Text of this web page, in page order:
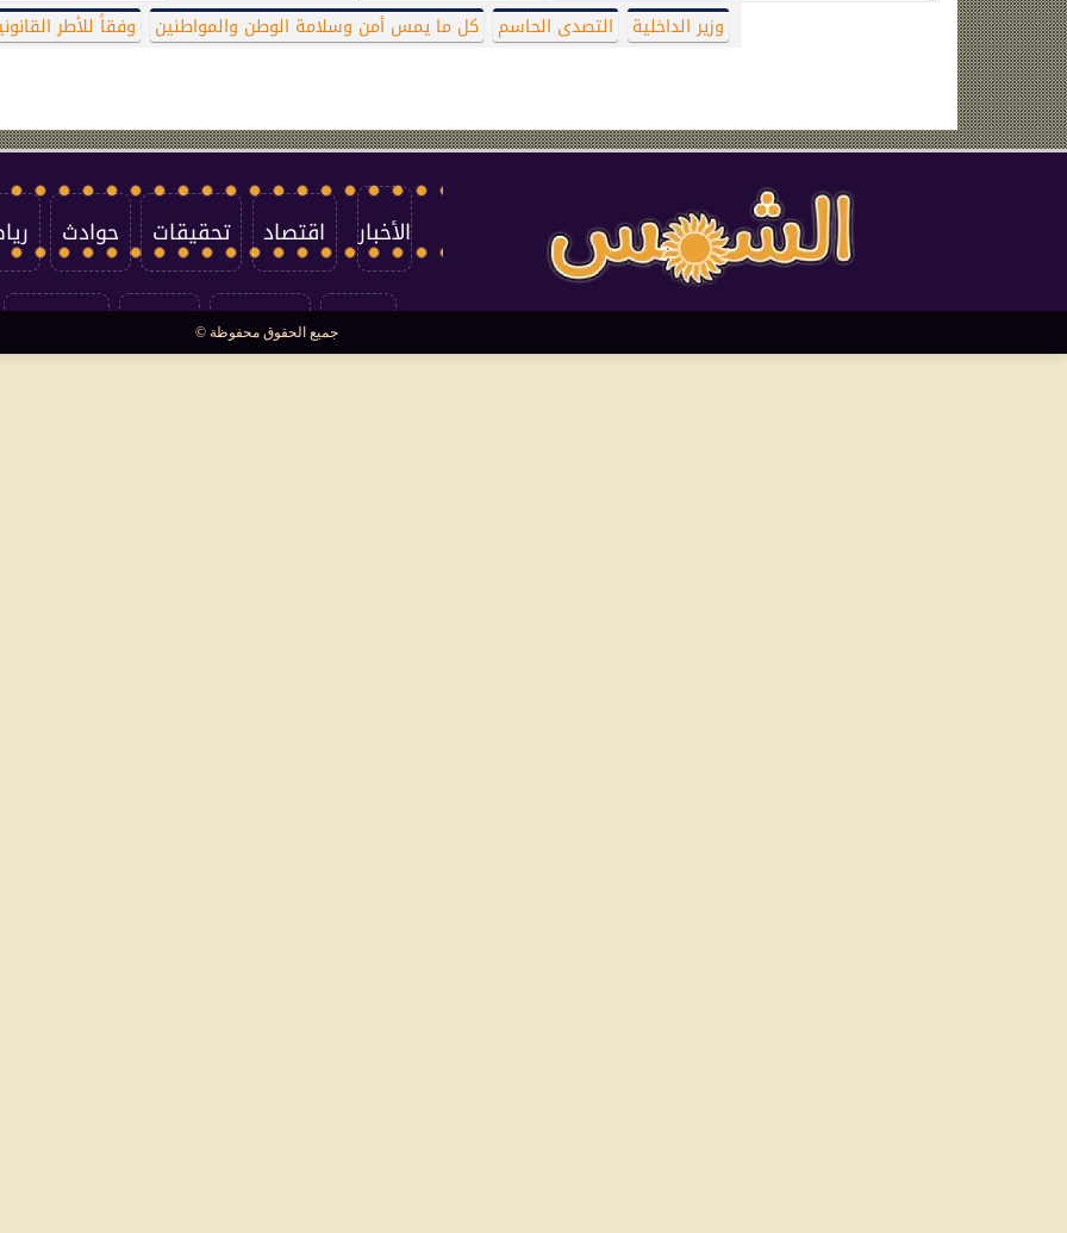
وزير الداخلية التصدى الحاسم كل ما يمس أمن وسلامة الوطن والمواطنين وفقاً للأطر
الأخبار اقتصاد تحقيقات حوادث
العالم سوشيال
جميع الحقوق محفوظة ©